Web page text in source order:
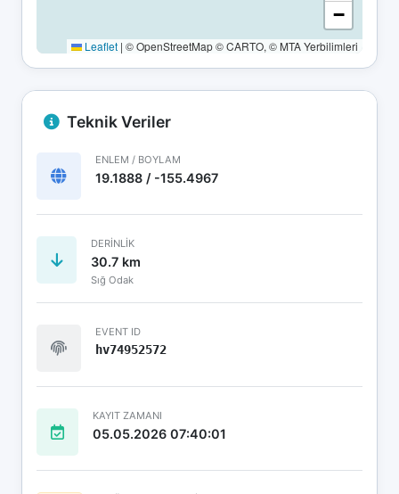
−
Leaflet | © OpenStreetMap © CARTO, © MTA Yerbilimleri
Teknik Veriler
ENLEM / BOYLAM
19.1888 / -155.4967
DERINLIK
30.7 km
Sığ Odak
EVENT ID
hv74952572
KAYIT ZAMANI
05.05.2026 07:40:01